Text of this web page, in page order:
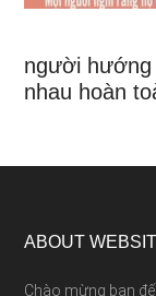
người hướng
nhau hoàn
ABOUT
Chào mừng bạn